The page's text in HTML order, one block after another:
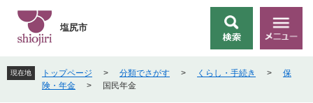
先
頭
を
飛
索
メ
ニ
塩尻市
現在地 トップページ > 分類でさがす > くらし・手続き >
保
険・年金
> 国民年金